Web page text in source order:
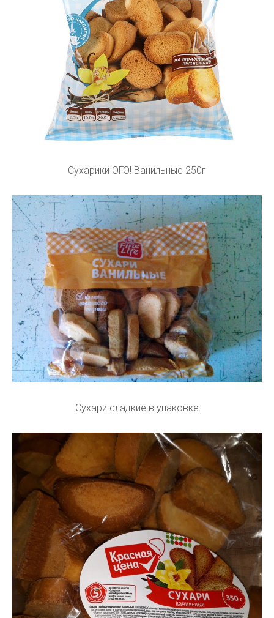
Сухарики ОГО! Ванильные 250г
Сухари сладкие в упаковке